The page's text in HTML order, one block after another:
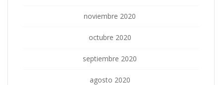
noviembre 2020
octubre 2020
septiembre 2020
agosto 2020